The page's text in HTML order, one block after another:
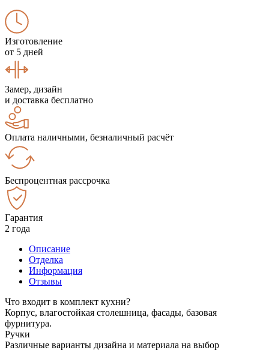
Изготовление
от 5 дней
Замер, дизайн
и доставка бесплатно
Оплата наличными, безналичный расчёт
Беспроцентная рассрочка
Гарантия
2 года
Описание
Отделка
Информация
Отзывы
Что входит в комплект кухни?
Корпус, влагостойкая столешница, фасады, базовая
фурнитура.
Ручки
Различные варианты дизайна и материала на выбор